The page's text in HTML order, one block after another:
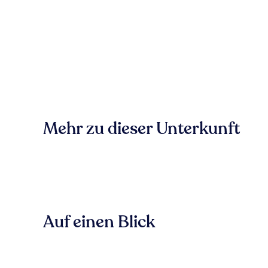
Mehr zu dieser Unterkunft
Auf einen Blick